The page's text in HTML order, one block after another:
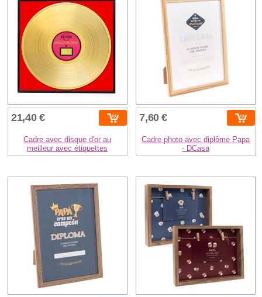
21,40 €
Cadre avec disque d'or au
meilleur avec étiquettes
7,60 €
Cadre photo avec diplôme Papa
- DCasa